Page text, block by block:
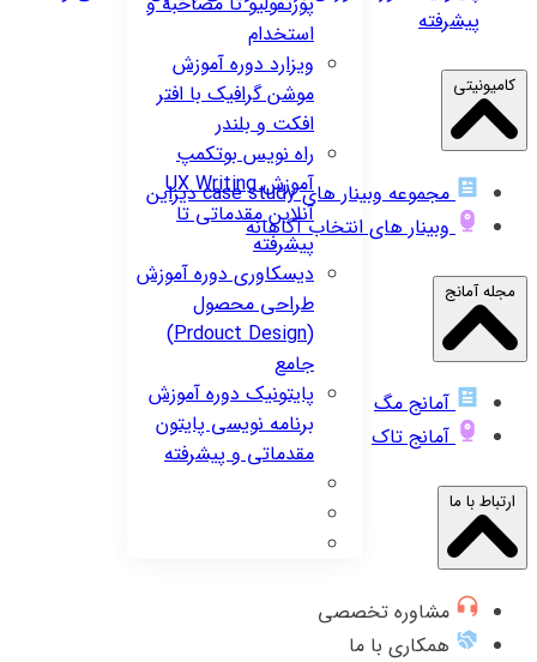
استخدام
ویزارددوره آموزش
موشن گرافیک با افتر
افکت و بلندر
راه نویسبوتکمپ
آموزش UX Writing
آنلاین مقدماتی تا
پیشرفته
دیسکاوریدوره آموزش
طراحی محصول
(Prdouct Design)
جامع
پایتونیکدوره آموزش
برنامه نویسی پایتون
مقدماتی و پیشرفته
پیشرفته
کامیونیتی
مجموعه وبینار های case study دیزاین
وبینار های انتخاب آگاهانه
مجله آمانج
آمانج مگ
آمانج تاک
ارتباط با ما
مشاوره تخصصی
همکاری با ما